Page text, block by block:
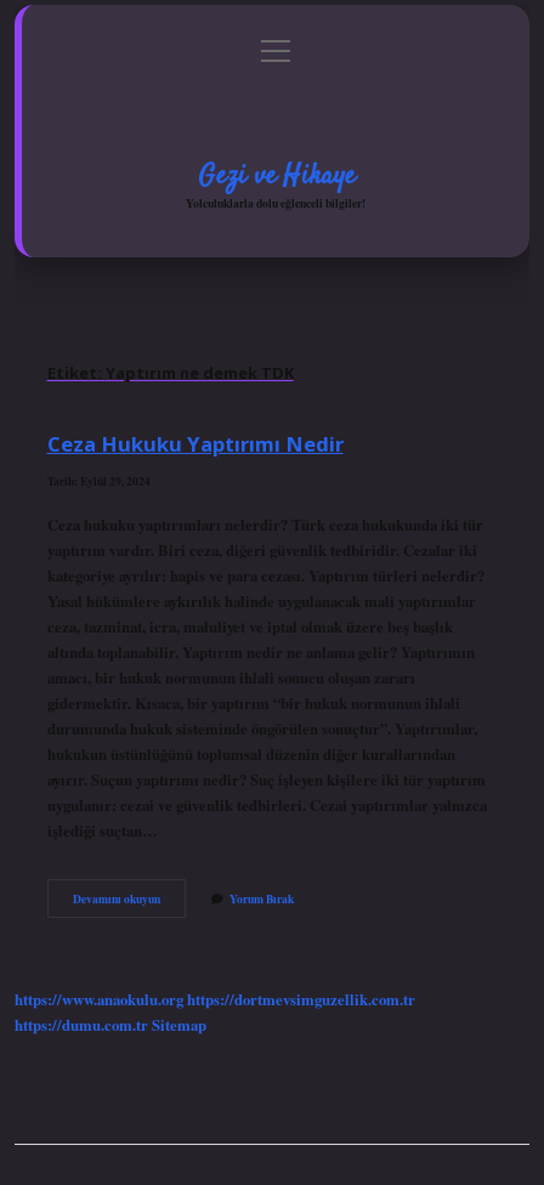
Gizlilik Politikası
menüyü
aç
Gezi ve Hikaye
Yolculuklarla dolu eğlenceli bilgiler!
Etiket: Yaptırım ne demek TDK
Ceza Hukuku Yaptırımı Nedir
Tarih: Eylül 29, 2024
Ceza hukuku yaptırımları nelerdir? Türk ceza hukukunda iki tür
yaptırım vardır. Biri ceza, diğeri güvenlik tedbiridir. Cezalar iki
kategoriye ayrılır: hapis ve para cezası. Yaptırım türleri nelerdir?
Yasal hükümlere aykırılık halinde uygulanacak mali yaptırımlar
ceza, tazminat, icra, maluliyet ve iptal olmak üzere beş başlık
altında toplanabilir. Yaptırım nedir ne anlama gelir? Yaptırımın
amacı, bir hukuk normunun ihlali sonucu oluşan zararı
gidermektir. Kısaca, bir yaptırım “bir hukuk normunun ihlali
durumunda hukuk sisteminde öngörülen sonuçtur”. Yaptırımlar,
hukukun üstünlüğünü toplumsal düzenin diğer kurallarından
ayırır. Suçun yaptırımı nedir? Suç işleyen kişilere iki tür yaptırım
uygulanır: cezai ve güvenlik tedbirleri. Cezai yaptırımlar yalnızca
işlediği suçtan…
Devamını okuyunCeza
Yorum Bırak
https://www.anaokulu.orghttps://dortmevsimguzellik.com.tr
https://dumu.com.trSitemap